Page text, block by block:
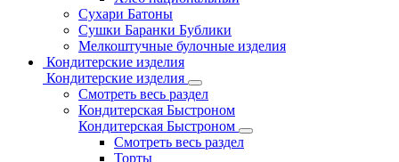
Сухари Батоны
Сушки Баранки Бублики
Мелкоштучные булочные изделия
Кондитерские изделия
Кондитерские изделия
Смотреть весь раздел
Кондитерская Быстроном
Кондитерская Быстроном
Смотреть весь раздел
Торты